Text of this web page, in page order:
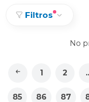
Filtros
No
1 2
85 86 87